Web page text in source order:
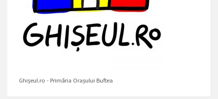
Ghișeul.ro - Primăria Orașului Buftea